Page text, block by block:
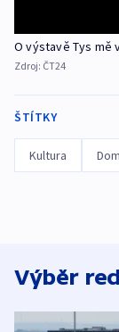
O výstavě Tys mě
Zdroj: ČT24
ŠTÍTKY
Kultura
Výběr